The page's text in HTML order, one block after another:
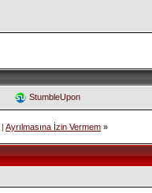
StumbleUpon
Ayrılmasına İzin Vermem »